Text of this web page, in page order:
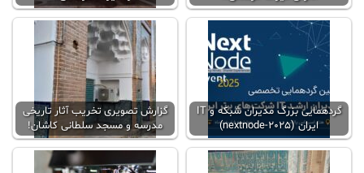
گردهمایی بزرگ مدیران شبکه و IT
ایران (nextnode-2025)
گزارش تصویری تخریب آثار تاریخی
مدرسه و مسجد سلطانی کاشان!